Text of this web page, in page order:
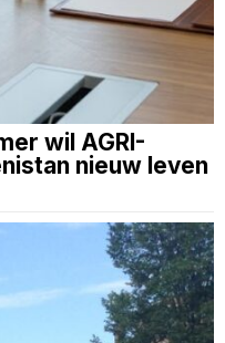
wil AGRI-
nieuw leven